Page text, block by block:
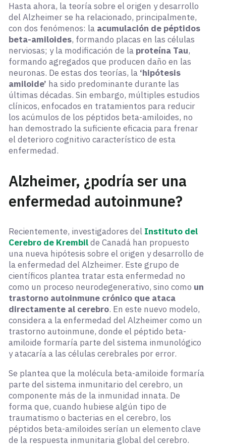
Hasta ahora, la teoría sobre el origen y desarrollo
del Alzheimer se ha relacionado, principalmente,
con dos fenómenos: la acumulación de péptidos
beta-amiloides, formando placas en las células
nerviosas; y la modificación de la proteína Tau,
formando agregados que producen daño en las
neuronas. De estas dos teorías, la ‘hipótesis
amiloide’ ha sido predominante durante las
últimas décadas. Sin embargo, múltiples estudios
clínicos, enfocados en tratamientos para reducir
los acúmulos de los péptidos beta-amiloides, no
han demostrado la suficiente eficacia para frenar
el deterioro cognitivo característico de esta
enfermedad.
Alzheimer, ¿podría ser una
enfermedad autoinmune?
Recientemente, investigadores del Instituto del
Cerebro de Krembilde Canadá han propuesto
una nueva hipótesis sobre el origen y desarrollo de
la enfermedad del Alzheimer. Este grupo de
científicos plantea tratar esta enfermedad no
como un proceso neurodegenerativo, sino como un
trastorno autoinmune crónico que ataca
directamente al cerebro. En este nuevo modelo,
considera a la enfermedad del Alzheimer como un
trastorno autoinmune, donde el péptido beta-
amiloide formaría parte del sistema inmunológico
y atacaría a las células cerebrales por error.
Se plantea que la molécula beta-amiloide formaría
parte del sistema inmunitario del cerebro, un
componente más de la inmunidad innata. De
forma que, cuando hubiese algún tipo de
traumatismo o bacterias en el cerebro, los
péptidos beta-amiloides serían un elemento clave
de la respuesta inmunitaria global del cerebro.